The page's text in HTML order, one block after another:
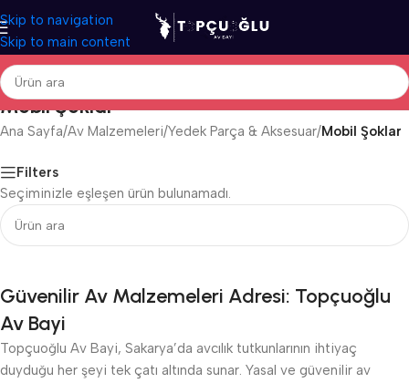
Skip to navigation
Skip to main content
Mobil Şoklar
Ana Sayfa/Av Malzemeleri/Yedek Parça & Aksesuar/Mobil Şoklar
Filters
Seçiminizle eşleşen ürün bulunamadı.
Güvenilir Av Malzemeleri Adresi: Topçuoğlu
Av Bayi
Topçuoğlu Av Bayi, Sakarya’da avcılık tutkunlarının ihtiyaç
duyduğu her şeyi tek çatı altında sunar. Yasal ve güvenilir av